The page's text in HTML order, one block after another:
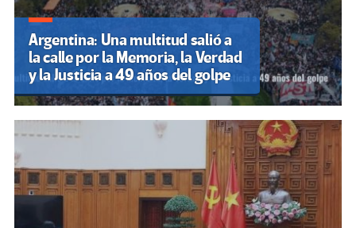
Argentina: Una multitud salió a
la calle por la Memoria, la Verdad
y la Justicia a 49 años del golpe